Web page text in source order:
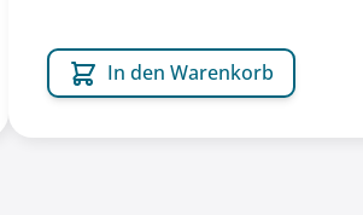
In den Warenkorb